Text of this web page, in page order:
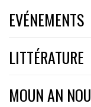
EVÉNEMENTS
LITTÉRATURE
MOUN AN NOU